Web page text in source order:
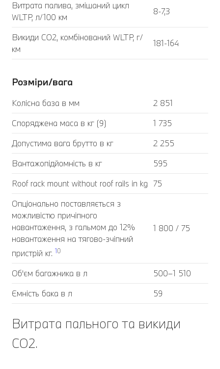
Витрата палива, змішаний цикл
WLTP, л/100 км
8-7,3
Викиди CO2, комбінований WLTP, г/
км
181-164
Розміри/вага
Колісна база в мм
2 851
Споряджена маса в кг (9)
1 735
Допустима вага брутто в кг
2 255
Вантажопідйомність в кг
595
Roof rack mount without roof rails in kg 75
Опціонально поставляється з
можливістю причіпного
навантаження, з гальмом до 12%
навантаження на тягово-зчіпний
пристрій кг. 10
1 800 / 75
Об'єм багажника в л
500–1 510
Ємність бака в л
59
Витрата пального та викиди
CO2.